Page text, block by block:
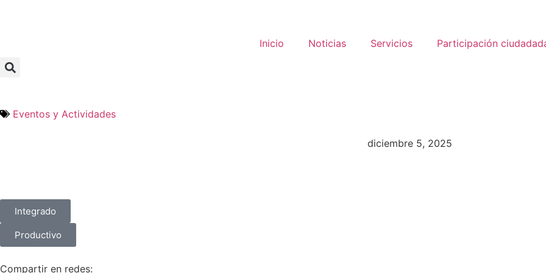
Inicio Noticias Servicios Participación
Eventos y Actividades
diciembre 5, 2025
Integrado
Productivo
Compartir en redes: